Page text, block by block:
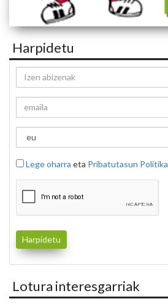
Harpidetu
Lege oharra eta Pribatutasun Politika
Lotura interesgarriak